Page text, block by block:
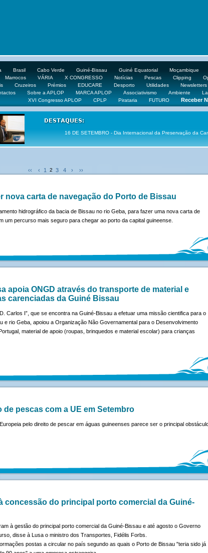
Brasil Cabo Verde Guiné-Bissau Guiné Equatorial Moçambique
Marrocos VÁRIA X CONGRESSO Notícias Pescas Clipping
Cruzeiros Prémios EDUCARE Desporto Utilidades Newsletters
Sobre a APLOP MARCA APLOP Associativismo Ambiente
XVI Congresso APLOP
CPLP Pirataria FUTURO Receber
16 DE SETEMBRO - Dia Internacional da Preservação da
‹‹
‹ 1 2 3 4 › ››
nova carta de navegação do Porto de Bissau
hidrográfico da bacia de Bissau no rio Geba, para fazer uma nova carta de
um percurso mais seguro para chegar ao porto da capital guineense.
apoia ONGD através do transporte de material e
carenciadas da Guiné Bissau
Carlos I”, que se encontra na Guiné-Bissau a efetuar uma missão cientifica para o
e rio Geba, apoiou a Organização Não Governamental para o Desenvolvimento
material de apoio (roupas, brinquedos e material escolar) para crianças
pescas com a UE em Setembro
pelo direito de pescar em águas guineenses parece ser o principal
concessão do principal porto comercial da Guiné-
à gestão do principal porto comercial da Guiné-Bissau e até agosto o Governo
disse à Lusa o ministro dos Transportes, Fidélis Forbs.
postas a circular no país segundo as quais o Porto de Bissau "teria sido já